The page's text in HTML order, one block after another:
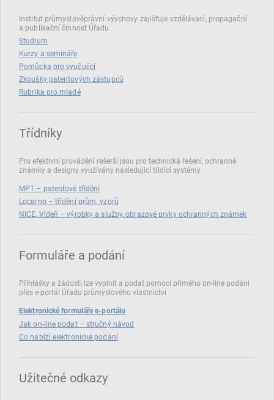
Institut průmyslověprávní výychovy zajišťuje vzdělávací, propagační
a publikační činnost Úřadu
Studium
Kurzy a semináře
Pomůcka pro vyučující
Zkoušky patentových zástupců
Rubrika pro mladé
Třídníky
Pro efektivní provádění rešerší jsou pro technická řešení, ochranné
známky a designy využívány následující třídící systémy
MPT – patentové třídění
Locarno – třídění prům. vzorů
NICE, Vídeň – výrobky a služby, obrazové prvky ochranných známek
Formuláře a podání
Přihlášky a žádosti lze vyplnit a podat pomocí přímého on‑line podání
přes e‑portál Úřadu průmyslového vlastnictví
Elektronické formuláře e-portálu
Jak on-line podat – stručný návod
Co nabízí elektronické podání
Užitečné odkazy